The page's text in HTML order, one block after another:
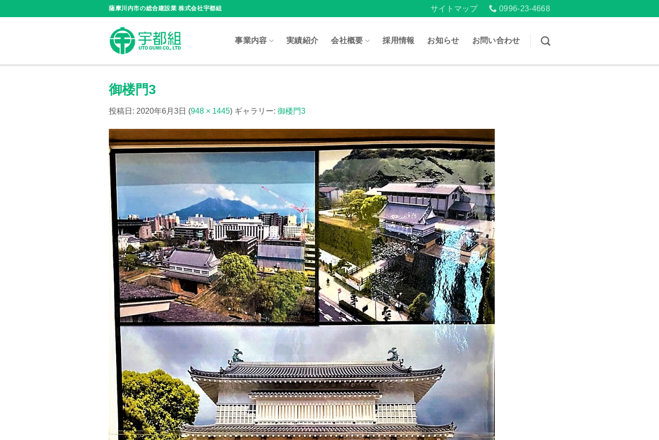
to
薩摩川内市の総合建設業 株式会社宇都組 サイトマップ 0996-23-4668
事業内容 実績紹介 会社概要 採用情報 お知らせ お問い合わせ
御楼門3
投稿日: 2020年6月3日 (948 × 1445) ギャラリー: 御楼門3